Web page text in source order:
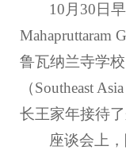
10月30日
Mahapruttaram
鲁瓦纳兰寺学
（Southeast
长王家年接待了
座谈会上